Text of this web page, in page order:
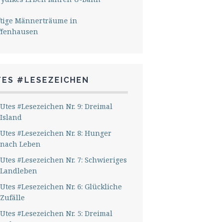
Männerträume in
#LESEZEICHEN
Utes #Lesezeichen Nr. 9: Dreimal
Island
Utes #Lesezeichen Nr. 8: Hunger
nach Leben
Utes #Lesezeichen Nr. 7: Schwieriges
Landleben
Utes #Lesezeichen Nr. 6: Glückliche
Zufälle
Utes #Lesezeichen Nr. 5: Dreimal